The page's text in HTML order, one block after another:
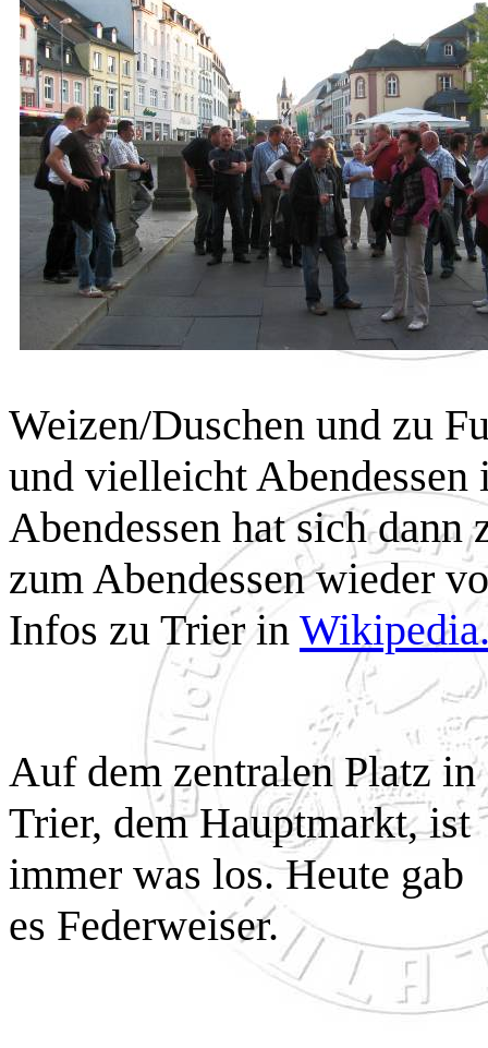
Weizen/Duschen und zu
und vielleicht
Abendessen hat sich dann
zum Abendessen wieder
Infos zu Trier in
Auf dem zentralen Platz in
Trier, dem Hauptmarkt, ist
immer was los. Heute gab
es Federweiser.